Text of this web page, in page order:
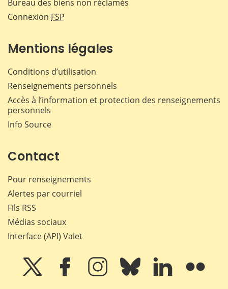
Bureau des biens non réclamés
Connexion FSP
Mentions légales
Conditions d’utilisation
Renseignements personnels
Accès à l’information et protection des renseignements
personnels
Info Source
Contact
Pour renseignements
Alertes par courriel
Fils RSS
Médias sociaux
Interface (API) Valet